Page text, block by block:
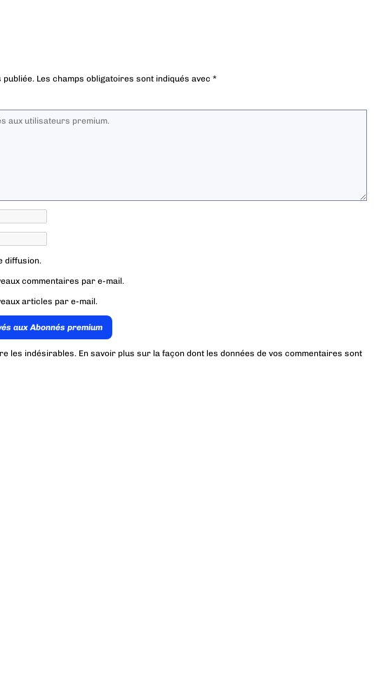
publiée. Les champs obligatoires sont indiqués avec *
diffusion.
commentaires par e-mail.
articles par e-mail.
aux Abonnés premium
les indésirables. En savoir plus sur la façon dont les données de vos commentaires sont